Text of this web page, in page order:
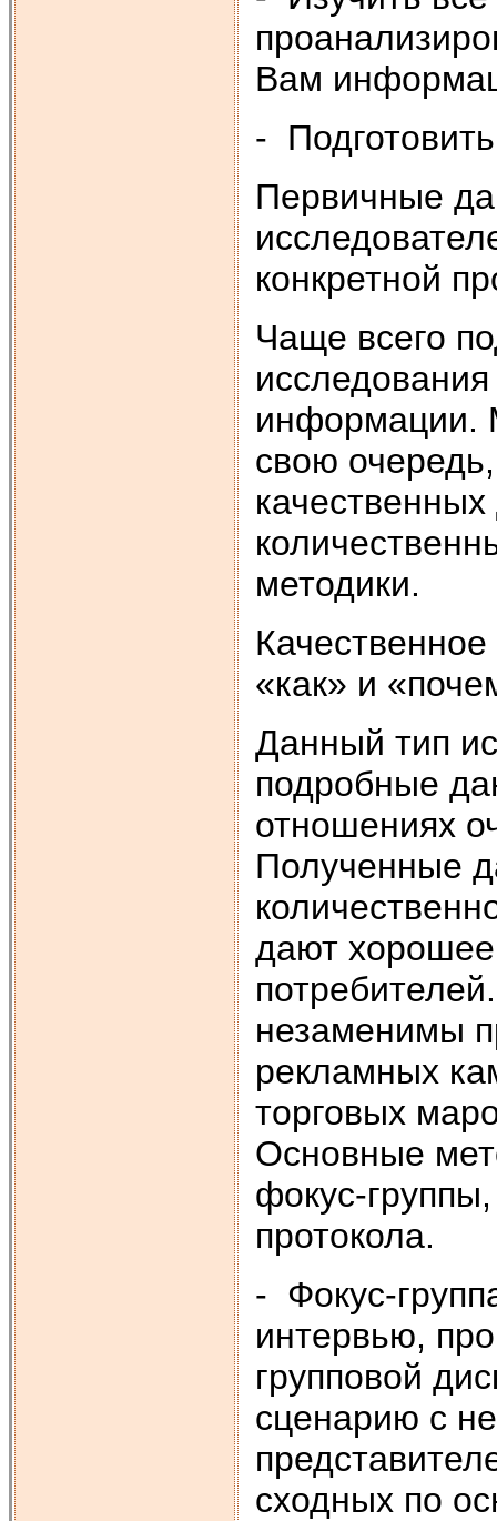
Вам
-
Первичные
конкретной
Чаще всего
информации.
свою
методики.
«как» и
Данный тип
подробные
отношениях
Полученные
дают
незаменимы
рекламных
торговых
Основные
фокус-
протокола.
- Фокус-
интервью,
групповой
сценарию с
сходных по